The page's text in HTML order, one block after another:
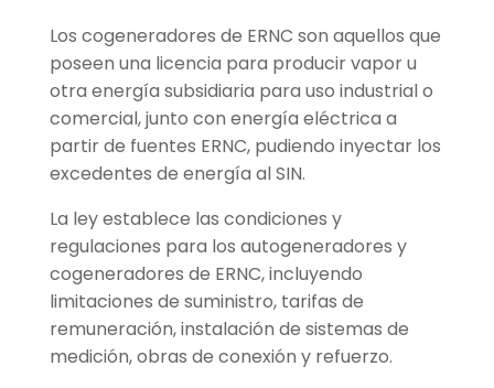
Los cogeneradores de ERNC son aquellos que
poseen una licencia para producir vapor u
otra energía subsidiaria para uso industrial o
comercial, junto con energía eléctrica a
partir de fuentes ERNC, pudiendo inyectar los
excedentes de energía al SIN.
La ley establece las condiciones y
regulaciones para los autogeneradores y
cogeneradores de ERNC, incluyendo
limitaciones de suministro, tarifas de
remuneración, instalación de sistemas de
medición, obras de conexión y refuerzo.